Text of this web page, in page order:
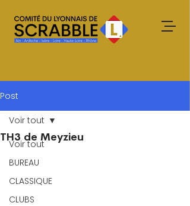
Post
Voir tout
BUREAU
CLASSIQUE
CLUBS
Voir tout
TH3 de Meyzieu